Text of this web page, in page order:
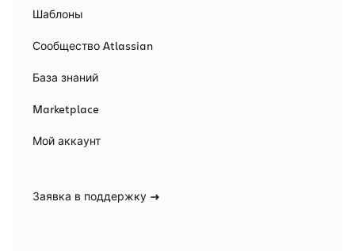
Шаблоны
Сообщество Atlassian
База знаний
Marketplace
Мой аккаунт
Заявка в поддержку